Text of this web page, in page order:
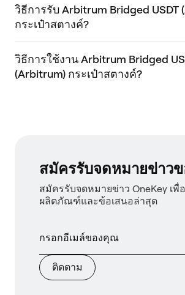
วิธีการรับ Arbitrum Bridged USDT
กระเป๋าสตางค์?
วิธีการใช้งาน Arbitrum Bridged
(Arbitrum) กระเป๋าสตางค์?
สมัครรับจดหมายข่าวข
สมัครรับจดหมายข่าว OneKey เพื่
ผลิตภัณฑ์และข้อเสนอล่าสุด
ติดตาม